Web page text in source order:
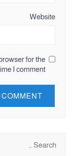
Website
for the
I comment.